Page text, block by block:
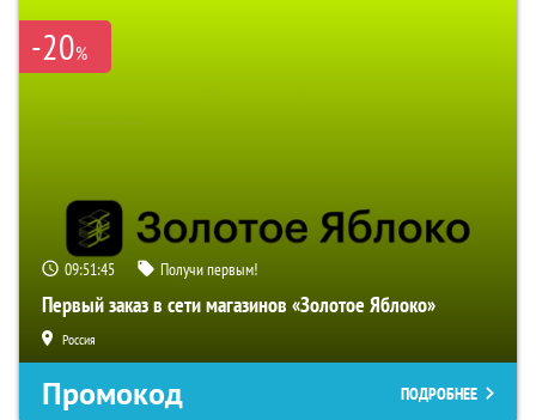
-20%
09:51:44 Получи первым!
Первый заказ в сети магазинов «Золотое Яблоко»
Россия
Промокод ПОДРОБНЕЕ